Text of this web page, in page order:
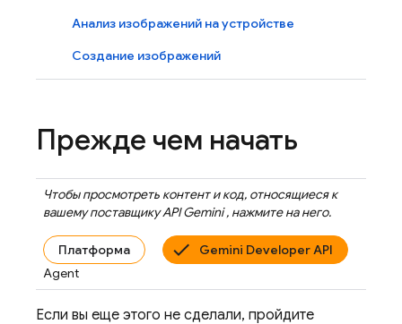
Анализ изображений на устройстве
Создание изображений
Прежде чем начать
Чтобы просмотреть контент и код, относящиеся к
вашему поставщикуAPI Gemini, нажмите на него.
Платформа
Gemini Developer API
Agent
Если вы еще этого не сделали, пройдите